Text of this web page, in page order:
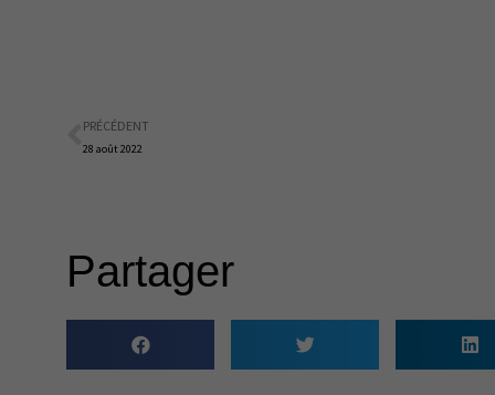
Précédent
PRÉCÉDENT
28 août 2022
Partager